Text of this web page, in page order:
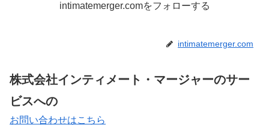
intimatemerger.comをフォローする
intimatemerger.com
株式会社インティメート・マージャーのサー
ビスへの
お問い合わせはこちら